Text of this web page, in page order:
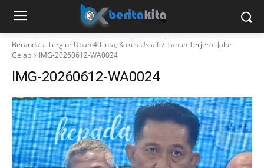
Beranda
Tergiur Upah 40 Juta, Kakek Usia 67 Tahun Terjerat Jalur
Gelap
IMG-20260612-WA0024
IMG-20260612-WA0024